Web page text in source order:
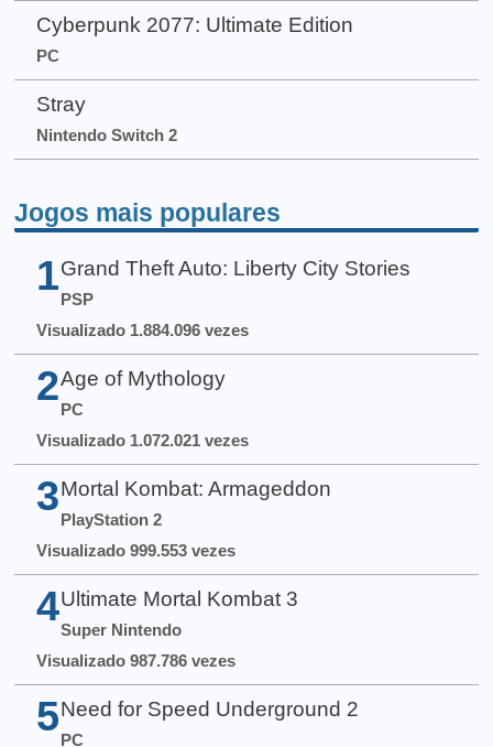
Cyberpunk 2077: Ultimate Edition
PC
Stray
Nintendo Switch 2
Jogos mais populares
1 Grand Theft Auto: Liberty City Stories
PSP
Visualizado 1.884.096 vezes
2 Age of Mythology
PC
Visualizado 1.072.021 vezes
3 Mortal Kombat: Armageddon
PlayStation 2
Visualizado 999.553 vezes
4 Ultimate Mortal Kombat 3
Super Nintendo
Visualizado 987.786 vezes
5 Need for Speed Underground 2
PC